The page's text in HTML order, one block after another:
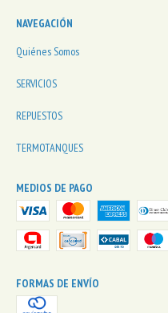
NAVEGACIÓN
Quiénes Somos
SERVICIOS
REPUESTOS
TERMOTANQUES
MEDIOS DE PAGO
FORMAS DE ENVÍO